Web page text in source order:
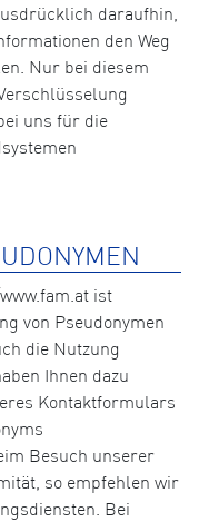
daraufhin,
den Weg
Nur bei diesem
uns für die
ist
von Pseudonymen
die Nutzung
Ihnen dazu
Kontaktformulars
Besuch unserer
so empfehlen wir
Bei